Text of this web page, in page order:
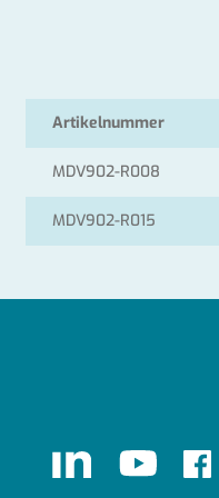
Artikelnummer
MDV902-R008
MDV902-R015
LinkedIn Youtube